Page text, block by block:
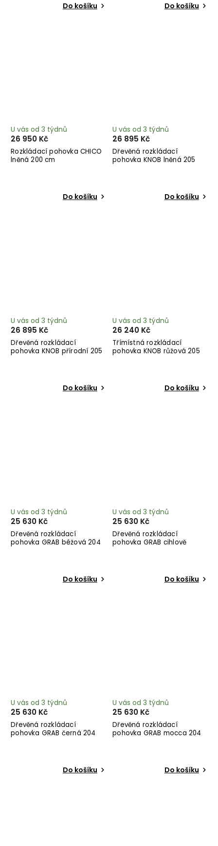
Do košíku Do košíku
Rozkládací pohovka CHICO
lněná 200 cm
U vás od 3 týdnů
26 950 Kč
Do košíku
Dřevěná rozkládací
pohovka KNOB lněná 205
U vás od 3 týdnů
26 895 Kč
Do košíku
Dřevěná rozkládací
pohovka KNOB přírodní 205
U vás od 3 týdnů
26 895 Kč
Do košíku
Třímístná rozkládací
pohovka KNOB růžová 205
U vás od 3 týdnů
26 240 Kč
Do košíku
Dřevěná rozkládací
pohovka GRAB béžová 204
U vás od 3 týdnů
25 630 Kč
Do košíku
Dřevěná rozkládací
pohovka GRAB cihlově
U vás od 3 týdnů
25 630 Kč
Do košíku
Dřevěná rozkládací
pohovka GRAB černá 204
U vás od 3 týdnů
25 630 Kč
Do košíku
Dřevěná rozkládací
pohovka GRAB mocca 204
U vás od 3 týdnů
25 630 Kč
Do košíku